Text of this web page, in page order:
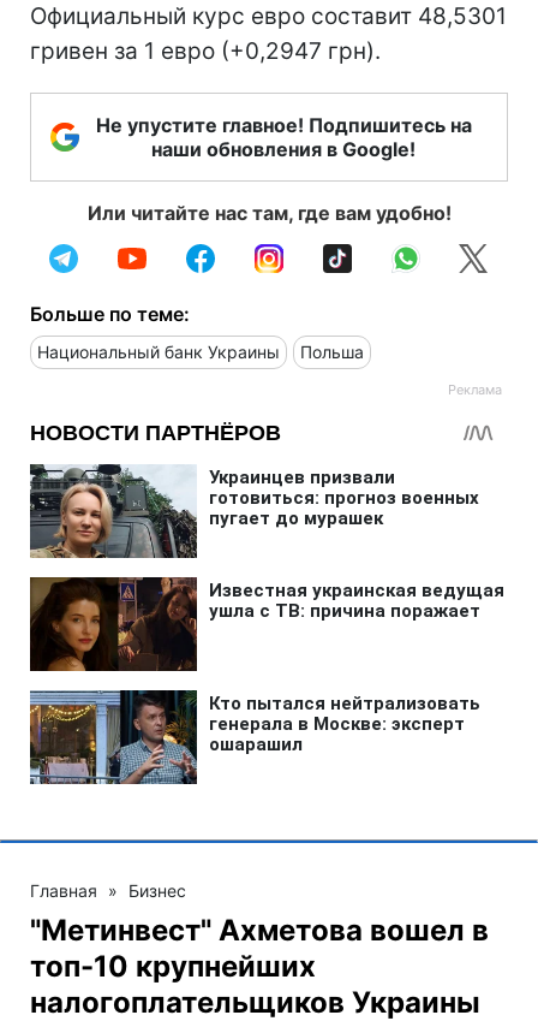
Официальный курс евро составит 48,5301
гривен за 1 евро (+0,2947 грн).
Не упустите главное! Подпишитесь на
наши обновления в Google!
Или читайте нас там, где вам удобно!
Больше по теме:
Национальный банк Украины Польша
Главная » Бизнес
"Метинвест" Ахметова вошел в
топ-10 крупнейших
налогоплательщиков Украины